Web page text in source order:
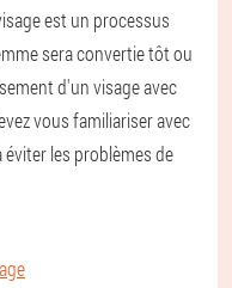
est un processus
sera convertie tôt ou
d'un visage avec
vous familiariser avec
les problèmes de